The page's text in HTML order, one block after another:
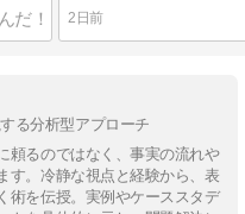
2日前
る分析型アプローチ
頼るのではなく、事実の流れや
す。冷静な視点と経験から、表
術を伝授。実例やケーススタデ